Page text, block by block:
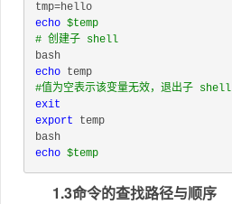
tmp=hello
echo $temp
# 创建子 shell
bash
echo temp
#值为空表示该变量无效，退出子 shell
exit
export temp
bash
echo $temp
1.3命令的查找路径与顺序